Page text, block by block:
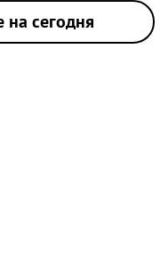
на сегодня